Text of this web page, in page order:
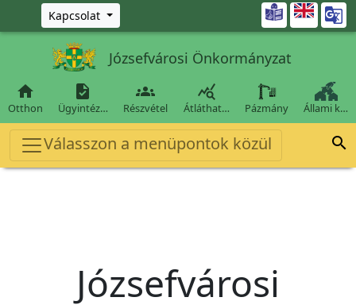
Ugrás a fő tartalomra
Kapcsolat 
Józsefvárosi Önkormányzat

Otthon

Ügyintéz…

Részvétel

Átláthat… Pázmány Állami k…
Válasszon a menüpontok közül 
Józsefvárosi